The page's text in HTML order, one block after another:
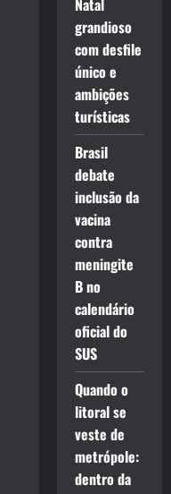
Natal
grandioso
com desfile
único e
ambições
turísticas
Brasil
debate
inclusão da
vacina
contra
meningite
B no
calendário
oficial do
SUS
Quando o
litoral se
veste de
metrópole:
dentro da